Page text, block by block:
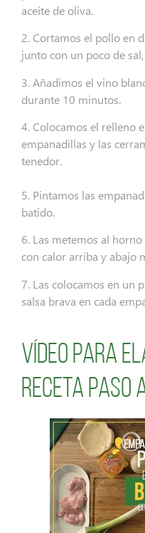
aceite de oliva.
2. Cortamos el pollo en
junto con un poco de
3. Añadimos el vino
durante 10 minutos.
4. Colocamos el relleno
empanadillas y las
tenedor.
5. Pintamos las
batido.
6. Las metemos al
con calor arriba y abajo
7. Las colocamos en un
salsa brava en cada
Vídeo para
receta paso